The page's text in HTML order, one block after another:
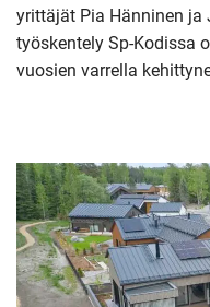
yrittäjät Pia Hänninen ja
työskentely Sp-Kodissa
vuosien varrella